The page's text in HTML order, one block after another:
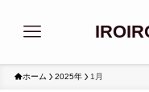
ホーム 2025年 1月